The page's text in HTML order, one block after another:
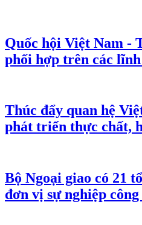
Quốc hội Việt Nam -
phối hợp trên các
Thúc đẩy quan hệ
phát triển thực chất,
Bộ Ngoại giao có 21
đơn vị sự nghiệp